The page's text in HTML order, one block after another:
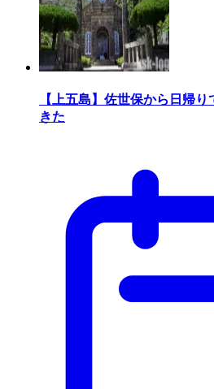
【上五島】佐世保から日帰
きた